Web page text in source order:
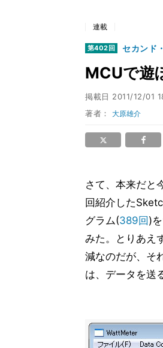
連載
第402回 セカンド
MCUで遊
掲載日 2011/12/01
著者：大原雄介
さて、本来だと
回紹介した
グラム(389回 )
みた。とりあえ
減なのだが、そ
は、データを送